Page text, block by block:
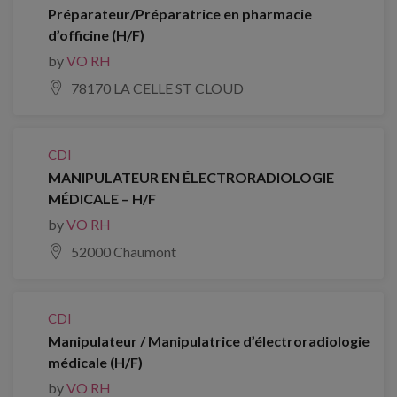
Préparateur/Préparatrice en pharmacie
d’officine (H/F)
byVO RH
78170 LA CELLE ST CLOUD
CDI
MANIPULATEUR EN ÉLECTRORADIOLOGIE
MÉDICALE – H/F
byVO RH
52000 Chaumont
CDI
Manipulateur / Manipulatrice d’électroradiologie
médicale (H/F)
byVO RH